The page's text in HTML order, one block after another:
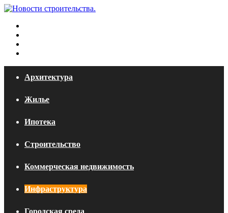
Архитектура
Жилье
Ипотека
Строительство
Коммерческая недвижимость
Инфраструктура
Городская среда